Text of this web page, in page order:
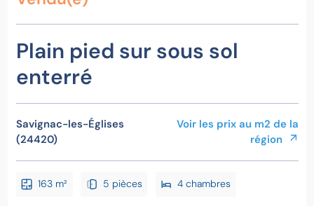
Plain pied sur sous sol
enterré
Savignac-les-Églises
(24420)
Voir les prix au m2 de la
région
163 m² 5 pièces 4 chambres